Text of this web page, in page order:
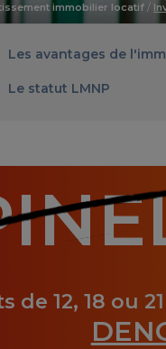
immobilier locatif /
Les avantages de
Le statut LMNP
de 12, 18 ou